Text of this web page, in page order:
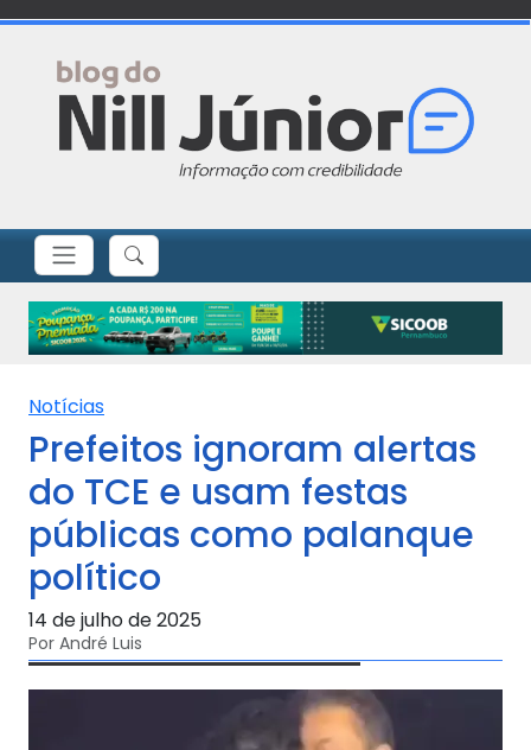
Notícias
Prefeitos ignoram alertas
do TCE e usam festas
públicas como palanque
político
14 de julho de 2025
Por André Luis